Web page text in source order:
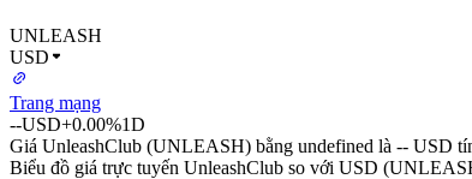
UNLEASH
USD
Trang mạng
--USD+0.00%1D
Giá UnleashClub (UNLEASH) bằng undefined là -- USD
Biểu đồ giá trực tuyến UnleashClub so với USD